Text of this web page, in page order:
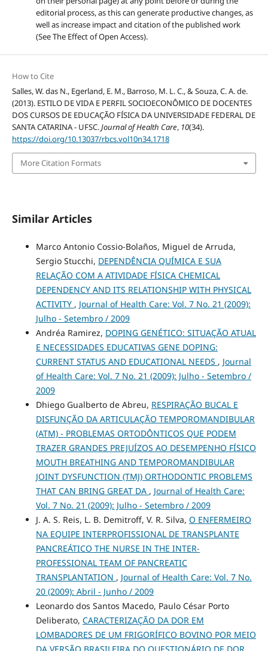
editorial process, as this can generate productive changes, as
well as increase impact and citation of the published work
(See The Effect of Open Access).
How to Cite
Salles, W. das N., Egerland, E. M., Barroso, M. L. C., & Souza, C. A. de.
(2013). ESTILO DE VIDA E PERFIL SOCIOECONÔMICO DE DOCENTES
DOS CURSOS DE EDUCAÇÃO FÍSICA DA UNIVERSIDADE FEDERAL DE
SANTA CATARINA - UFSC.Journal of Health Care, 10(34).
https://doi.org/10.13037/rbcs.vol10n34.1718
More Citation Formats
Similar Articles
Marco Antonio Cossio-Bolaños, Miguel de Arruda,
Sergio Stucchi, DEPENDÊNCIA QUÍMICA E SUA
RELAÇÃO COM A ATIVIDADE FÍSICA CHEMICAL
DEPENDENCY AND ITS RELATIONSHIP WITH PHYSICAL
ACTIVITY , Journal of Health Care: Vol. 7 No. 21 (2009):
Julho - Setembro / 2009
Andréa Ramirez, DOPING GENÉTICO: SITUAÇÃO ATUAL
E NECESSIDADES EDUCATIVAS GENE DOPING:
CURRENT STATUS AND EDUCATIONAL NEEDS , Journal
of Health Care: Vol. 7 No. 21 (2009): Julho - Setembro /
2009
Dhiego Gualberto de Abreu, RESPIRAÇÃO BUCAL E
DISFUNÇÃO DA ARTICULAÇÃO TEMPOROMANDIBULAR
(ATM) - PROBLEMAS ORTODÔNTICOS QUE PODEM
TRAZER GRANDES PREJUÍZOS AO DESEMPENHO FÍSICO
MOUTH BREATHING AND TEMPOROMANDIBULAR
JOINT DYSFUNCTION (TMJ) ORTHODONTIC PROBLEMS
THAT CAN BRING GREAT DA , Journal of Health Care:
Vol. 7 No. 21 (2009): Julho - Setembro / 2009
J. A. S. Reis, L. B. Demitroff, V. R. Silva, O ENFERMEIRO
NA EQUIPE INTERPROFISSIONAL DE TRANSPLANTE
PANCREÁTICO THE NURSE IN THE INTER-
PROFESSIONAL TEAM OF PANCREATIC
TRANSPLANTATION , Journal of Health Care: Vol. 7 No.
20 (2009): Abril - Junho / 2009
Leonardo dos Santos Macedo, Paulo César Porto
Deliberato, CARACTERIZAÇÃO DA DOR EM
LOMBADORES DE UM FRIGORÍFICO BOVINO POR MEIO
DA VERSÃO BRASILEIRA DO QUESTIONÁRIO DE DOR